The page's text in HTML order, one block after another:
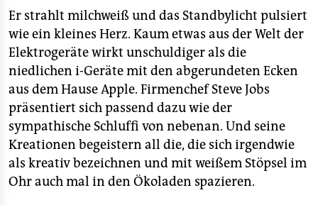
verlag
veranstaltungen
shop
fragen & hilfe
unterstützen
abo
Er strahlt milchweiß und das Standbylicht pulsiert
wie ein kleines Herz. Kaum etwas aus der Welt der
Elektrogeräte wirkt unschuldiger als die
niedlichen i-Geräte mit den abgerundeten Ecken
aus dem Hause Apple. Firmenchef Steve Jobs
präsentiert sich passend dazu wie der
sympathische Schluffi von nebenan. Und seine
Kreationen begeistern all die, die sich irgendwie
als kreativ bezeichnen und mit weißem Stöpsel im
Ohr auch mal in den Ökoladen spazieren.